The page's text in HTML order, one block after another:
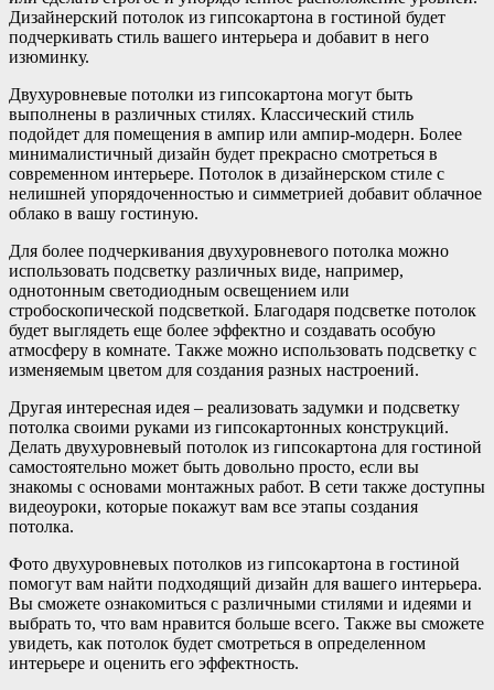
Дизайнерский потолок из гипсокартона в гостиной будет
подчеркивать стиль вашего интерьера и добавит в него
изюминку.
Двухуровневые потолки из гипсокартона могут быть
выполнены в различных стилях. Классический стиль
подойдет для помещения в ампир или ампир-модерн. Более
минималистичный дизайн будет прекрасно смотреться в
современном интерьере. Потолок в дизайнерском стиле с
нелишней упорядоченностью и симметрией добавит облачное
облако в вашу гостиную.
Для более подчеркивания двухуровневого потолка можно
использовать подсветку различных виде, например,
однотонным светодиодным освещением или
стробоскопической подсветкой. Благодаря подсветке потолок
будет выглядеть еще более эффектно и создавать особую
атмосферу в комнате. Также можно использовать подсветку с
изменяемым цветом для создания разных настроений.
Другая интересная идея – реализовать задумки и подсветку
потолка своими руками из гипсокартонных конструкций.
Делать двухуровневый потолок из гипсокартона для гостиной
самостоятельно может быть довольно просто, если вы
знакомы с основами монтажных работ. В сети также доступны
видеоуроки, которые покажут вам все этапы создания
потолка.
Фото двухуровневых потолков из гипсокартона в гостиной
помогут вам найти подходящий дизайн для вашего интерьера.
Вы сможете ознакомиться с различными стилями и идеями и
выбрать то, что вам нравится больше всего. Также вы сможете
увидеть, как потолок будет смотреться в определенном
интерьере и оценить его эффектность.